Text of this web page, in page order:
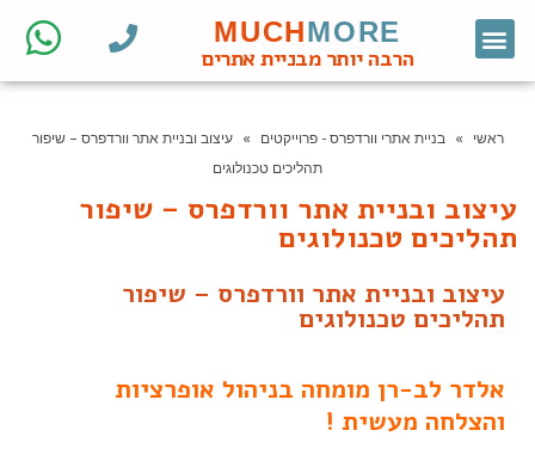
MUCHMORE
הרבה יותר מבניית אתרים
ראשי » בניית אתרי וורדפרס - פרוייקטים » עיצוב ובניית אתר וורדפרס – שיפור
תהליכים טכנולוגים
עיצוב ובניית אתר וורדפרס – שיפור
תהליכים טכנולוגים
עיצוב ובניית אתר וורדפרס – שיפור
תהליכים טכנולוגים
אלדר לב-רן מומחה בניהול אופרציות
והצלחה מעשית !